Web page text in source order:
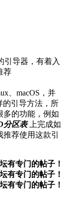
引导器，有着入
荐
、macOS，并
的引导方法，所
多的功能，例如
分区表上完成如
荐使用这款引
有专门的帖子！
有专门的帖子！
有专门的帖子！